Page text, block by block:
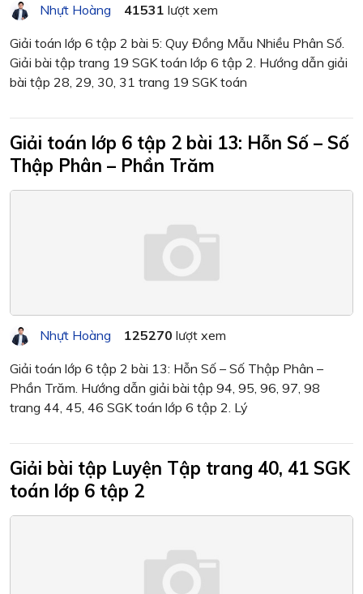
Nhựt Hoàng 41531 lượt xem
Giải toán lớp 6 tập 2 bài 5: Quy Đồng Mẫu Nhiều Phân Số.
Giải bài tập trang 19 SGK toán lớp 6 tập 2. Hướng dẫn giải
bài tập 28, 29, 30, 31 trang 19 SGK toán
Giải toán lớp 6 tập 2 bài 13: Hỗn Số – Số
Thập Phân – Phần Trăm
Nhựt Hoàng 125270 lượt xem
Giải toán lớp 6 tập 2 bài 13: Hỗn Số – Số Thập Phân –
Phần Trăm. Hướng dẫn giải bài tập 94, 95, 96, 97, 98
trang 44, 45, 46 SGK toán lớp 6 tập 2. Lý
Giải bài tập Luyện Tập trang 40, 41 SGK
toán lớp 6 tập 2